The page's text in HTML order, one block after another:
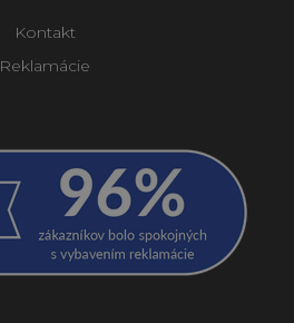
Kontakt
Reklamácie